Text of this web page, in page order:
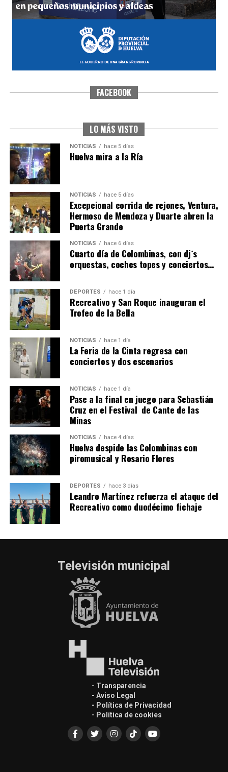
CUARTA CORRIDA DE LAS FIESTAS COLOMBINAS
4º DÍA DE LAS FIESTAS COLOMBINAS 2026
hace 6 días Huelvatv
SEXTA CORRIDA DE LAS FIESTAS COLOMBINAS
2026
hace 4 días· Huelvatv
FACEBOOK
LO MÁS VISTO
NOTICIAS hace 5 días
Huelva mira a la Ría
NOTICIAS hace 5 días
Excepcional corrida de rejones, Ventura,
Hermoso de Mendoza y Duarte abren la
Puerta Grande
NOTICIAS hace 6 días
Cuarto día de Colombinas, con dj´s
orquestas, coches topes y conciertos…
DEPORTES hace 1 día
Recreativo y San Roque inauguran el
Trofeo de la Bella
NOTICIAS hace 1 día
La Feria de la Cinta regresa con
conciertos y dos escenarios
NOTICIAS hace 1 día
Pase a la final en juego para Sebastián
Cruz en el Festival de Cante de las
Minas
NOTICIAS hace 4 días
Huelva despide las Colombinas con
piromusical y Rosario Flores
DEPORTES hace 3 días
Leandro Martínez refuerza el ataque del
Recreativo como duodécimo fichaje
Televisión municipal
- Transparencia
- Aviso Legal
- Política de Privacidad
- Política de cookies